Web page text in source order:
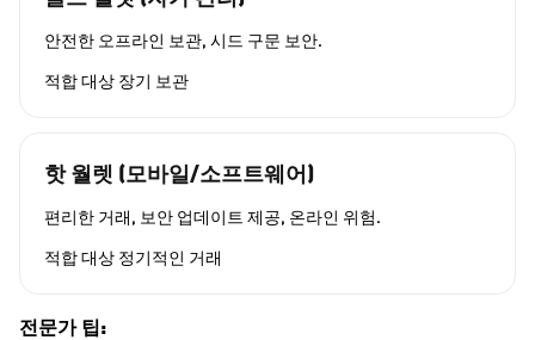
안전한 오프라인 보관, 시드 구문 보안.
적합 대상 장기 보관
핫 월렛 (모바일/소프트웨어)
편리한 거래, 보안 업데이트 제공, 온라인 위험.
적합 대상 정기적인 거래
전문가 팁: